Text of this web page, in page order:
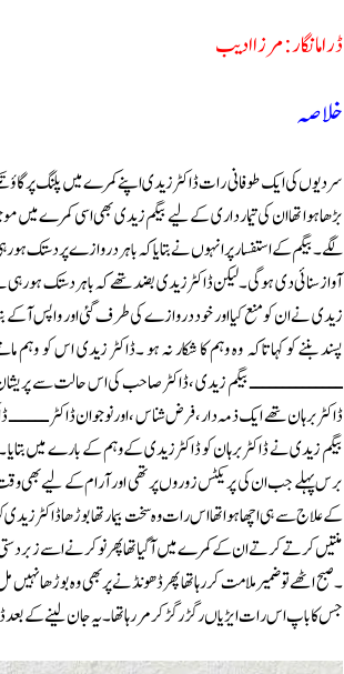
ڈراما نگار : مرزا ادیب
خلاصہ
سردیوں کی ایک طوفانی رات ڈاکٹر زیدی اپنے کمرے میں پلنگ پر
بڑھا ہوا تھا ان کی تیمارداری کے لیے بیگم زیدی بھی اسی کمرے میں
لگے ۔ بیگم کے استفسار پر انہوں نے بتایا کہ باہر دروازے پر دستک ہو
آواز سنائی دی ہو گی ۔لیکن ڈاکٹر زیدی بضد تھے کہ باہر دستک ہو
زیدی نے ان کو منع کیا اور خود دروازے کی طرف گئی اور واپس آکے
پسند بننے کو کہا تاکہ وہ وہم کا شکار نہ ہو ۔ڈاکٹر زیدی اس کو
ــــــــــــــ بیگم زیدی ، ڈاکٹر صاحب کی اس حالت سے پریشان
ڈاکٹر برہان تھے ایک ذمہ دار ، فرض شناس ، اور نو جوان ڈاکٹر
بیگم زیدی نے ڈاکٹر برہان کو ڈاکٹر زیدی کے وہم کے بارے میں
برس پہلے جب ان کی پریکٹس زوروں پر تھی اور آرام کے لیے بھی وقت
کے علاج سے ہی اچھا ہوا تھا اس رات وہ سخت بیمار تھا بوڑھا ڈاکٹر زیدی
منتیں کرتے کرتے ان کے کمرے میں آ گیا تھا پھر نوکر نے اسے زبردستی
۔ صبح اٹھے تو ضمیر ملامت کر رہا تھا پھر ڈھونڈنے پر بھی وہ بوڑھا
جس کا باپ اس رات ایڑیاں رگڑ رگڑ کر مر رہا تھا ۔ یہ جان لینے کے